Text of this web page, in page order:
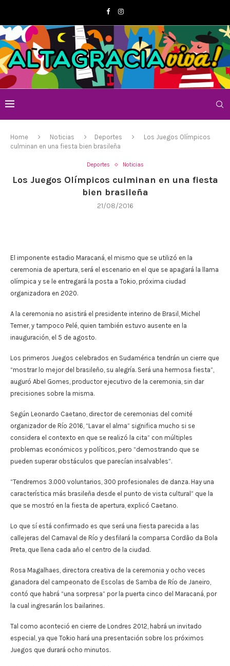
Home Noticias Deportes
Los Juegos Olímpicos
culminan en una fiesta bien brasileña
Deportes Noticias
Los Juegos Olímpicos culminan en una fiesta
bien brasileña
21/08/2016
El imponente estadio Maracaná, el mismo que se utilizó en la
ceremonia de apertura, será el escenario en el que se apagará la llama
olímpica y se le entregará la posta a Tokio, próxima ciudad
organizadora en 2020.
A la ceremonia no asistirá el presidente interino de Brasil, Michel
Temer, y tampoco Pelé, quien también estuvo ausente en la
inauguración, el 5 de agosto.
Los primeros Juegos celebrados en Sudamérica tendrán un cierre que
“mostrar lo mejor del brasileño, su alegría. Será una hermosa fiesta”,
auguró Abel Gomes, productor ejecutivo de la ceremonia, sin dar
precisiones sobre la misma.
Según Leonardo Caetano, director de ceremonias del comité
organizador de Río 2016, “Lavar el alma” significa mucho si se
considera el contexto en que se realizó la cita” con múltiples
problemas económicos y políticos, pero “demostrando que se
pueden superar obstáculos que parecían insalvables”.
“Tendremos 3.000 voluntarios, 300 profesionales de danza. Hay una
característica más brasileña desde el punto de vista cultural” que la
que se mostró en la fiesta de apertura, explicó Caetano.
Lo que sí está confirmado es que será una fiesta parecida a las
callejeras del Carnaval de Río y desfilará la comparsa Cordão da Bola
Preta, que llena cada año el centro de la ciudad.
Rosa Magalhaes, directora creativa de la ceremonia y ocho veces
ganadora del campeonato de Escolas de Samba de Río de Janeiro,
contó que habrá “una sorpresa” por la puerta cinco del Maracaná, por
la cual ingresarán los bailarines.
Tal como aconteció en cierre de Londres 2012, habrá un invitado
especial, ya que Tokio hará una presentación sobre los próximos
Juegos que durará ocho minutos.